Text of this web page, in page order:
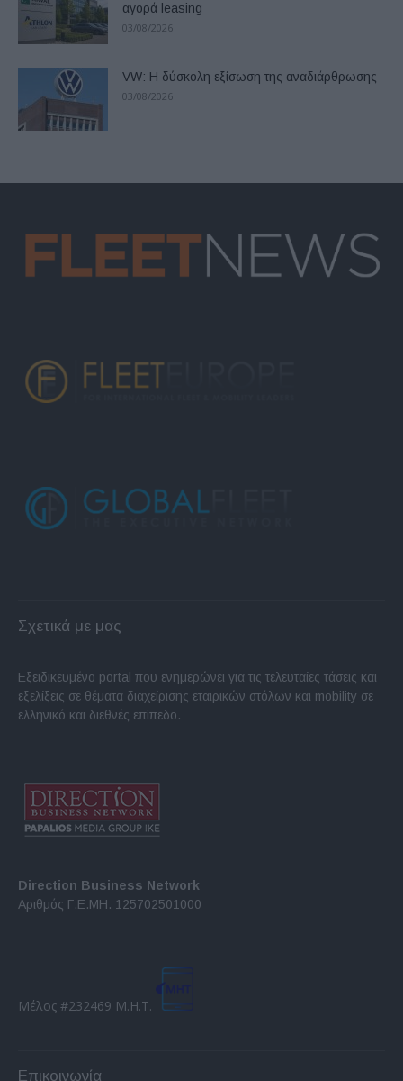
αγορά leasing
03/08/2026
VW: Η δύσκολη εξίσωση της αναδιάρθρωσης
03/08/2026
Σχετικά με μας
Εξειδικευμένο portal που ενημερώνει για τις τελευταίες τάσεις και
εξελίξεις σε θέματα διαχείρισης εταιρικών στόλων και mobility σε
ελληνικό και διεθνές επίπεδο.
Direction Business Network
Αριθμός Γ.Ε.ΜΗ. 125702501000
Μέλος #232469 Μ.Η.Τ.
Επικοινωνία